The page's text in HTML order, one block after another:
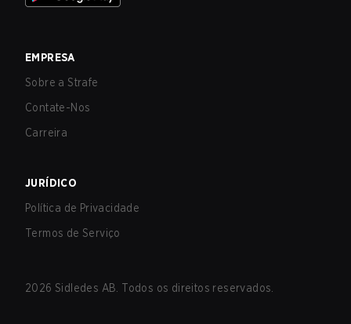
EMPRESA
Sobre a Strafe
Contate-Nos
Carreira
JURÍDICO
Política de Privacidade
Termos de Serviço
2026 Sidledes AB. Todos os direitos reservados.